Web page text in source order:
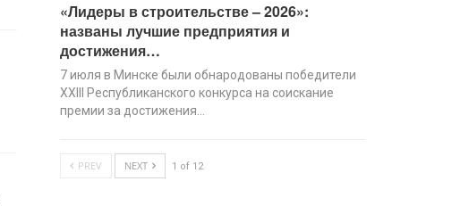
«Лидеры в строительстве – 2026»:
названы лучшие предприятия и
достижения…
7 июля в Минске были обнародованы победители
XХIII Республиканского конкурса на соискание
премии за достижения…
PREV NEXT 1 of 12